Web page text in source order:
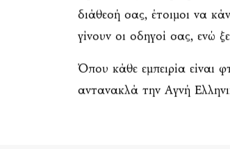
διάθεσή σας, έτοιμοι να
γίνουν οι οδηγοί σας, ενώ
Όπου κάθε εμπειρία είναι
αντανακλά την Αγνή